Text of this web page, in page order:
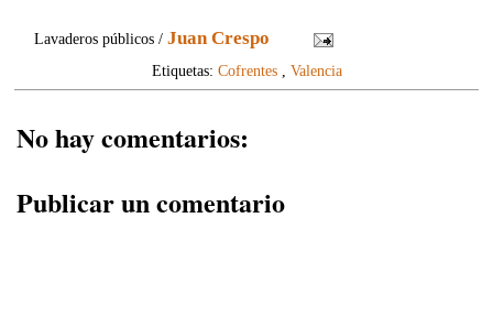
Lavaderos públicos /Juan Crespo
Etiquetas: Cofrentes, Valencia
No hay comentarios:
Publicar un comentario